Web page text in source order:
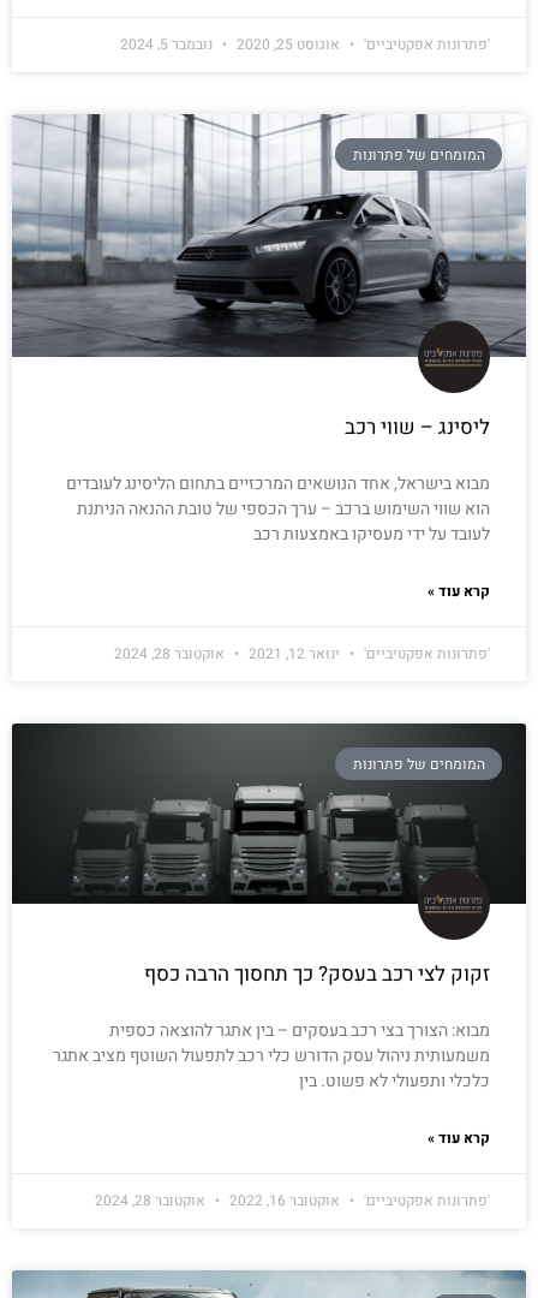
'פתרונות אפקטיביים' אוגוסט 25, 2020 נובמבר 5, 2024
המומחים של פתרונות
ליסינג – שווי רכב
מבוא בישראל, אחד הנושאים המרכזיים בתחום הליסינג לעובדים
הוא שווי השימוש ברכב – ערך הכספי של טובת ההנאה הניתנת
לעובד על ידי מעסיקו באמצעות רכב
קרא עוד »
'פתרונות אפקטיביים' ינואר 12, 2021 אוקטובר 28, 2024
המומחים של פתרונות
זקוק לצי רכב בעסק? כך תחסוך הרבה כסף
מבוא: הצורך בצי רכב בעסקים – בין אתגר להוצאה כספית
משמעותית ניהול עסק הדורש כלי רכב לתפעול השוטף מציב אתגר
כלכלי ותפעולי לא פשוט. בין
קרא עוד »
'פתרונות אפקטיביים' אוקטובר 16, 2022 אוקטובר 28, 2024